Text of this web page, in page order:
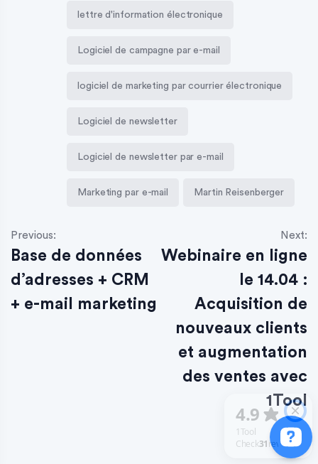
lettre d'information électronique
Logiciel de campagne par e-mail
logiciel de marketing par courrier électronique
Logiciel de newsletter
Logiciel de newsletter par e-mail
Marketing par e-mail Martin Reisenberger
Previous:
Base de données
d’adresses + CRM
+ e-mail marketing
Next:
Webinaire en ligne
le 14.04 :
Acquisition de
nouveaux clients
et augmentation
des ventes avec
1Tool